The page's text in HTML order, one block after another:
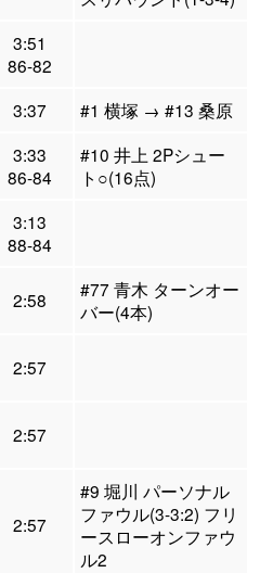
3:51
86-82
3:37
#1 横塚 → #13 桑原
3:33
86-84
#10 井上 2Pシュー
ト○(16点)
3:13
88-84
2:58
#77 青木 ターンオー
バー(4本)
2:57
2:57
2:57
#9 堀川 パーソナル
ファウル(3-3:2) フリ
ースローオンファウ
ル2